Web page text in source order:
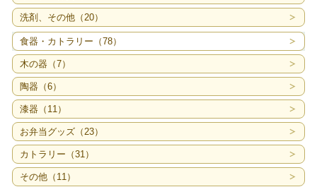
洗剤、その他（20）
食器・カトラリー（78）
木の器（7）
陶器（6）
漆器（11）
お弁当グッズ（23）
カトラリー（31）
その他（11）